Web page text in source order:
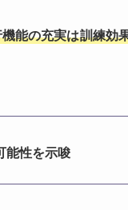
能の充実は訓練効
能性を示唆